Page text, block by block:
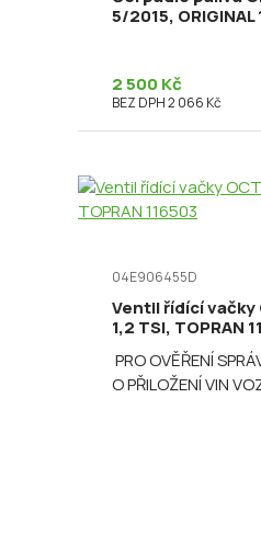
5/2015, ORIGINAL
2 500 Kč
BEZ DPH 2 066 Kč
04E906455D
Ventil řídící vačky
1,2 TSI, TOPRAN
PRO OVĚŘENÍ
O PŘILOŽENÍ VIN